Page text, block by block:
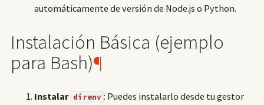
automáticamente de versión de Node.js o Python.
Instalación Básica (ejemplo
para Bash)¶
Instalar direnv : Puedes instalarlo desde tu gestor